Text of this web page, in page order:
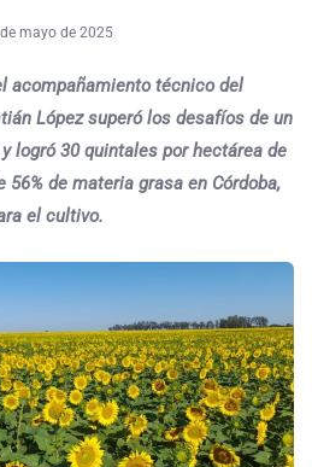
mayo de 2025
acompañamiento técnico del
López superó los desafíos de un
logró 30 quintales por hectárea de
de materia grasa en Córdoba,
el cultivo.